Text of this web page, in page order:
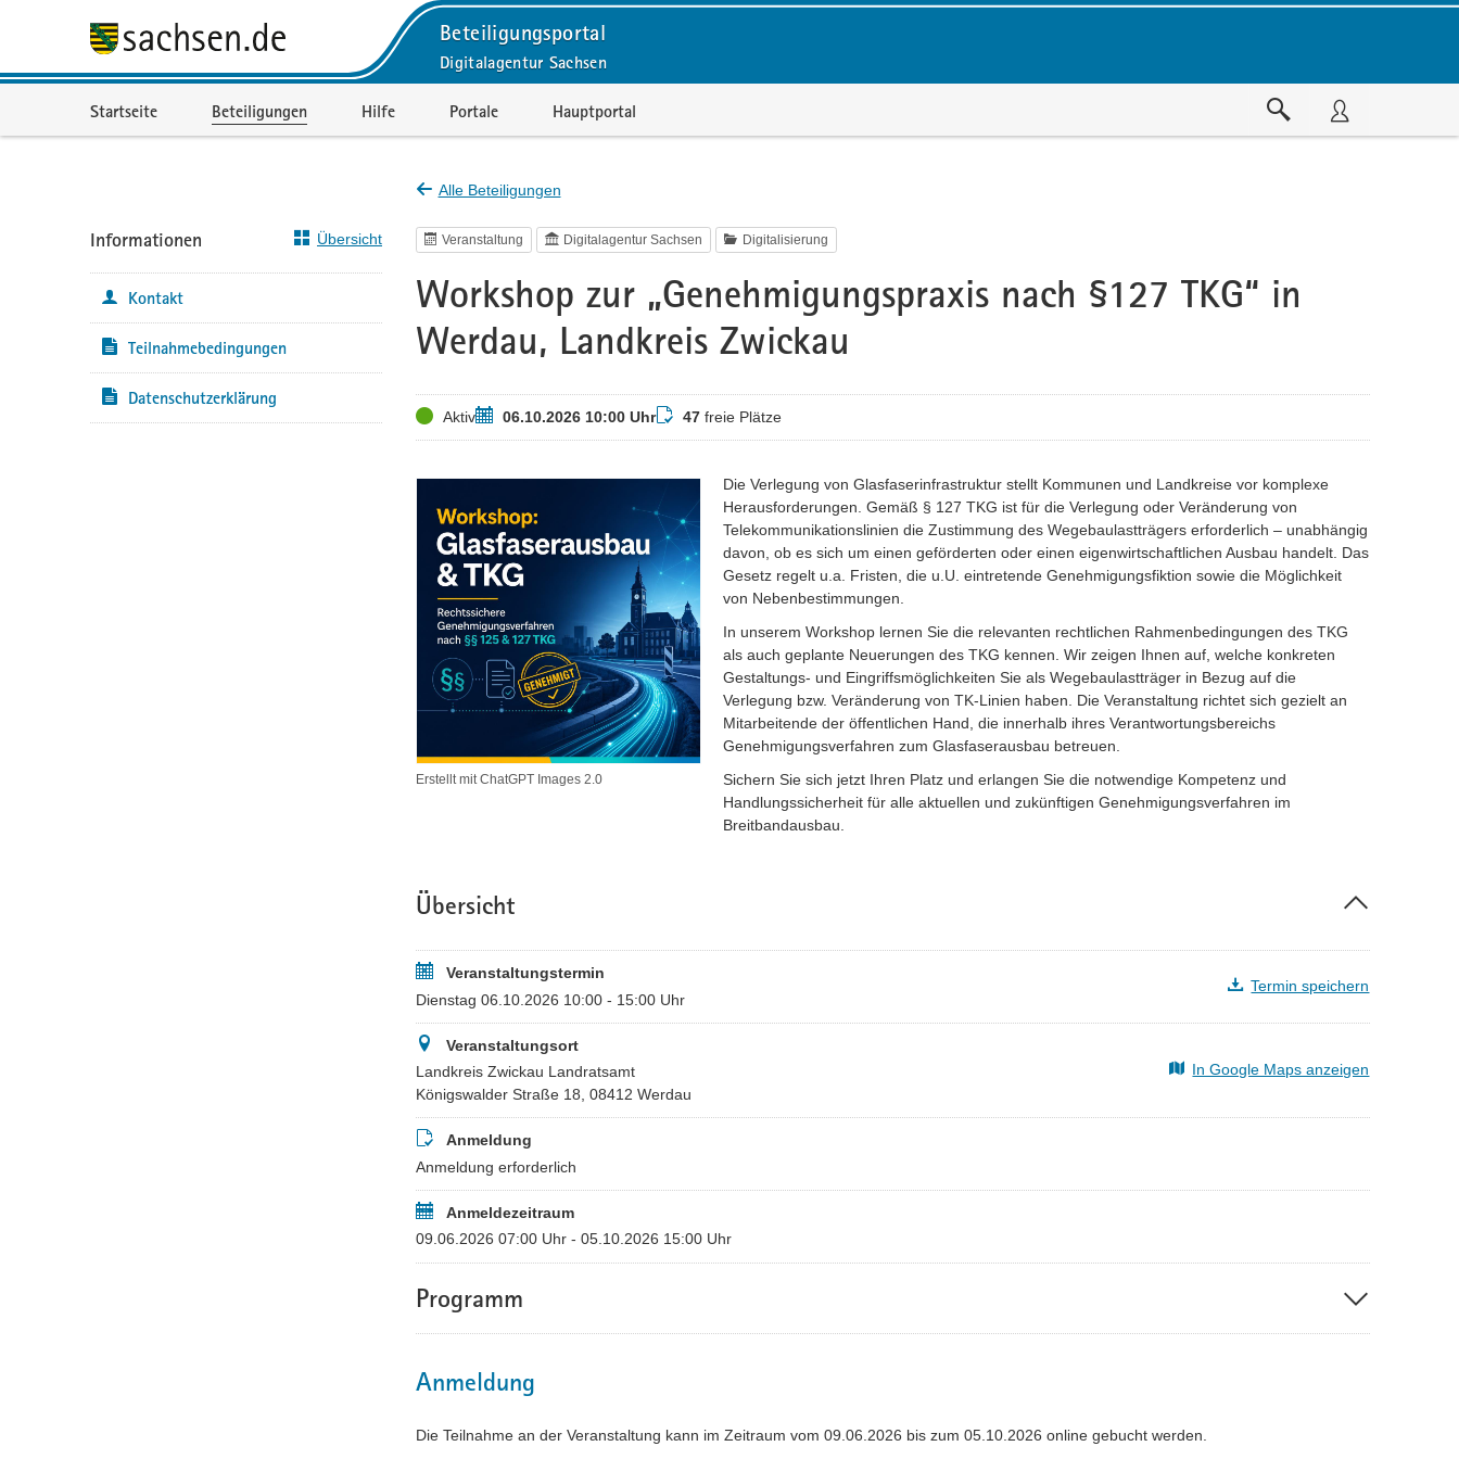
Beteiligungsportal
Digitalagentur Sachsen
Startseite Beteiligungen Hilfe Portale Hauptportal
Alle Beteiligungen
Veranstaltung Digitalagentur Sachsen Digitalisierung
Workshop zur „Genehmigungspraxis nach §127 TKG“ in
Werdau, Landkreis Zwickau
StatusAktivTermin06.10.2026 10:00 UhrBuchungsstatus
47freie Plätze
Erstellt mit ChatGPT Images 2.0
Die Verlegung von Glasfaserinfrastruktur stellt Kommunen und Landkreise vor komplexe
Herausforderungen. Gemäß § 127 TKG ist für die Verlegung oder Veränderung von
Telekommunikationslinien die Zustimmung des Wegebaulastträgers erforderlich – unabhängig
davon, ob es sich um einen geförderten oder einen eigenwirtschaftlichen Ausbau handelt. Das
Gesetz regelt u.a. Fristen, die u.U. eintretende Genehmigungsfiktion sowie die Möglichkeit
von Nebenbestimmungen.
In unserem Workshop lernen Sie die relevanten rechtlichen Rahmenbedingungen des TKG
als auch geplante Neuerungen des TKG kennen. Wir zeigen Ihnen auf, welche konkreten
Gestaltungs- und Eingriffsmöglichkeiten Sie als Wegebaulastträger in Bezug auf die
Verlegung bzw. Veränderung von TK-Linien haben. Die Veranstaltung richtet sich gezielt an
Mitarbeitende der öffentlichen Hand, die innerhalb ihres Verantwortungsbereichs
Genehmigungsverfahren zum Glasfaserausbau betreuen.
Sichern Sie sich jetzt Ihren Platz und erlangen Sie die notwendige Kompetenz und
Handlungssicherheit für alle aktuellen und zukünftigen Genehmigungsverfahren im
Breitbandausbau.
Übersicht
Veranstaltungstermin
Dienstag 06.10.2026 10:00 - 15:00 Uhr
Termin speichern
Veranstaltungsort
Landkreis Zwickau Landratsamt
Königswalder Straße 18, 08412 Werdau
In Google Maps anzeigen
Anmeldung
Anmeldung erforderlich
Anmeldezeitraum
09.06.2026 07:00 Uhr - 05.10.2026 15:00 Uhr
Programm
Anmeldung
Die Teilnahme an der Veranstaltung kann im Zeitraum vom 09.06.2026 bis zum 05.10.2026 online gebucht werden.
Informationen Übersicht
Kontakt
Teilnahmebedingungen
Datenschutzerklärung